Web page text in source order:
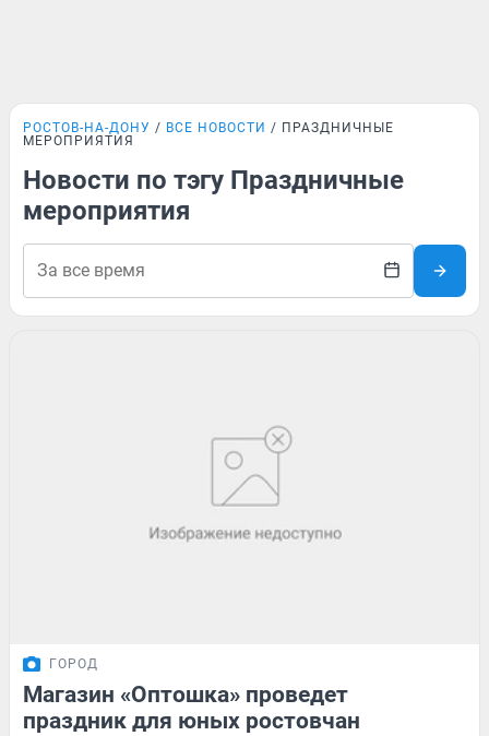
РОСТОВ-НА-ДОНУ ВСЕ НОВОСТИ
ПРАЗДНИЧНЫЕ
МЕРОПРИЯТИЯ
Новости по тэгу Праздничные
мероприятия
ГОРОД
Магазин «Оптошка» проведет
праздник для юных ростовчан